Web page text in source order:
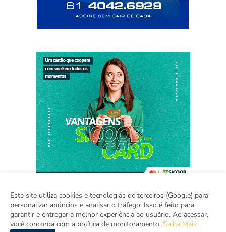
Home Sobre Contato Mídia Kit
Este site utiliza cookies e tecnologias de terceiros (Google) para
personalizar anúncios e analisar o tráfego. Isso é feito para
garantir e entregar a melhor experiência ao usuário. Ao acessar,
você concorda com a política de monitoramento. Saiba Mais